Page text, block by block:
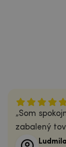
Som
zabalený